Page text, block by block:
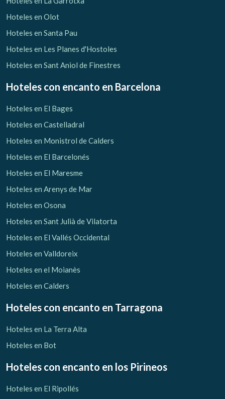
Verificar localizador
Hoteles en Olot
Hoteles en Santa Pau
Hoteles en Les Planes d'Hostoles
Hoteles en Sant Aniol de Finestres
Hoteles con encanto en Barcelona
Hoteles en El Bages
Hoteles en Castelladral
Hoteles en Monistrol de Calders
Hoteles en El Barcelonés
Hoteles en El Maresme
Hoteles en Arenys de Mar
Hoteles en Osona
Hoteles en Sant Julià de Vilatorta
Hoteles en El Vallés Occidental
Hoteles en Valldoreix
Hoteles en el Moianès
Hoteles en Calders
Hoteles con encanto en Tarragona
Hoteles en La Terra Alta
Hoteles en Bot
Hoteles con encanto en los Pirineos
Hoteles en El Ripollés